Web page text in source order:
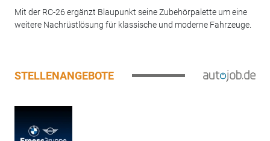
Mit der RC-26 ergänzt Blaupunkt seine Zubehörpalette um eine
weitere Nachrüstlösung für klassische und moderne Fahrzeuge.
STELLENANGEBOTE